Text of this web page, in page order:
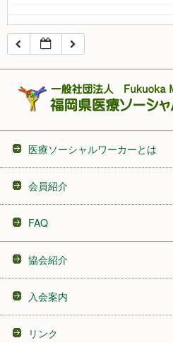
16:00
21:00
23:00
医療ソーシャルワーカーとは
会員紹介
FAQ
協会紹介
入会案内
リンク